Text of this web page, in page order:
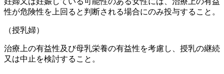
性が危険性を上回ると判断される場合にのみ投与すること。
（授乳婦）
治療上の有益性及び母乳栄養の有益性を考慮し、授乳の継続
又は中止を検討すること。